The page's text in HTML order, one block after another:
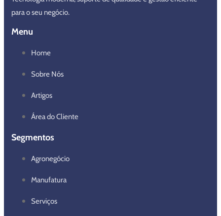
para o seu negócio.
Menu
Home
Sobre Nós
Artigos
Área do Cliente
Segmentos
Agronegócio
Manufatura
Serviços